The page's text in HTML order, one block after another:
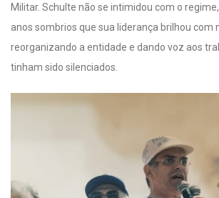
Militar. Schulte não se intimidou com o
anos sombrios que sua liderança brilhou com
reorganizando a entidade e dando voz aos
tinham sido silenciados.